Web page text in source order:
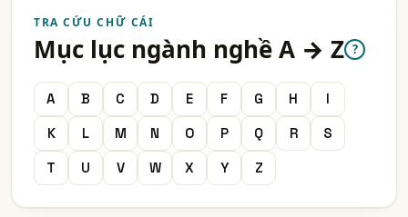
TRA CỨU CHỮ CÁI
Mục lục ngành nghề A → Z ?
A B C D E F G H
I
K
L M N O P Q R
S
T
U V W X Y Z